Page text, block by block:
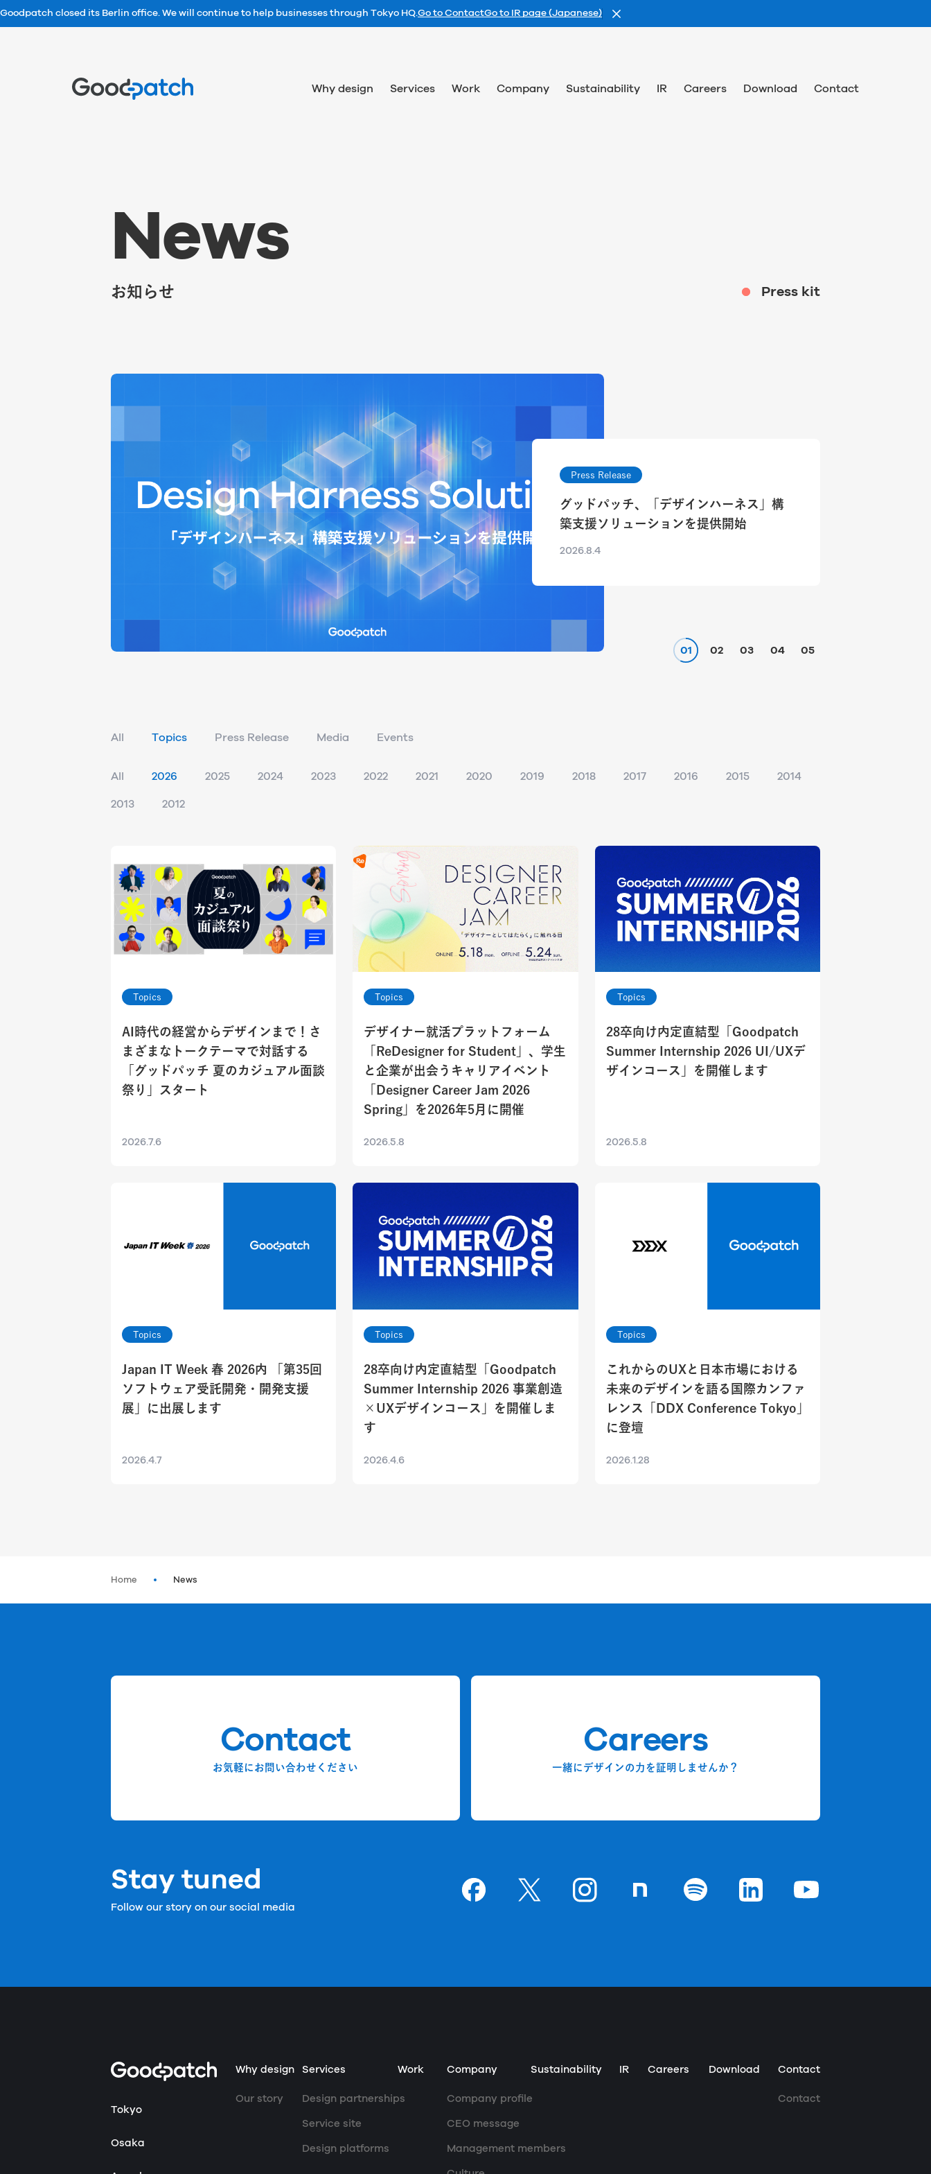
Goodpatch closed its Berlin office. We will continue to help businesses through Tokyo HQ.Go to ContactGo to IR page (Japanese)
Why design Services Work Company Sustainability IR Careers Download Contact
N ews
お知らせ Press kit
Press Release
グッドパッチ、「デザインハーネス」構
築支援ソリューションを提供開始
2026.8.4
01 02 03 04 05
All Topics Press Release Media Events
All 2026 2025 2024 2023 2022 2021 2020 2019 2018 2017 2016 2015 2014
2013 2012
Topics
AI時代の経営からデザインまで！さ
まざまなトークテーマで対話する
「グッドパッチ 夏のカジュアル面談
祭り」スタート
2026.7.6
Topics
デザイナー就活プラットフォーム
「ReDesigner for Student」、学生
と企業が出会うキャリアイベント
「Designer Career Jam 2026
Spring」を2026年5月に開催
2026.5.8
Topics
28卒向け内定直結型「Goodpatch
Summer Internship 2026 UI/UXデ
ザインコース」を開催します
2026.5.8
Topics
Japan IT Week 春 2026内 「第35回
ソフトウェア受託開発・開発支援
展」に出展します
2026.4.7
Topics
28卒向け内定直結型「Goodpatch
Summer Internship 2026 事業創造
×UXデザインコース」を開催しま
す
2026.4.6
Topics
これからのUXと日本市場における
未来のデザインを語る国際カンファ
レンス「DDX Conference Tokyo」
に登壇
2026.1.28
Home News
Contact
お気軽にお問い合わせください
Careers
一緒にデザインの力を証明しませんか？
Stay tuned
Follow our story on our social media
GoodpatchのGoodpatchの
ページGoodpatchのGoodpatchの
ページGoodpatchのGoodpatchの
ページGoodpatchの
HomeWhy design
Our story
Services
Design partnerships
Service site
Design platforms
Work Company
Company profile
CEO message
Management members
Sustainability IR Careers Download Contact
Contact
Tokyo
Osaka